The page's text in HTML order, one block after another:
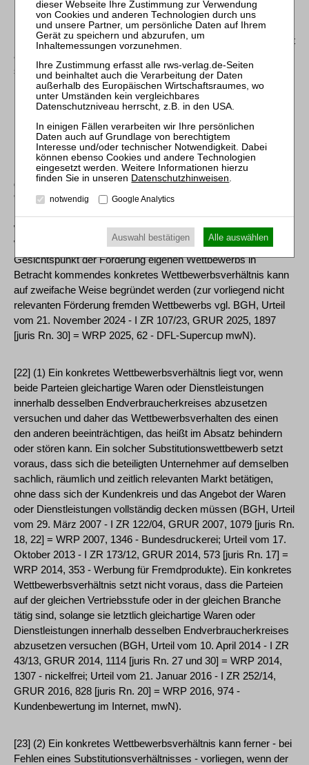
Die Geltendmachung von Ansprüchen über die Beklagte als
Rechtsdienstleisterin ersetze für den Verbraucher zwar die
Nutzung des Formulars auf der Internetseite der Klägerin, nicht
aber die Entgegennahme seiner Forderungsanmeldung
schlechthin. Denn statt des Verbrauchers müsse sich nun die
Beklagte an die Klägerin wenden und seine Forderung geltend
machen. Auf die Vertragsbeziehung zwischen Klägerin und
hält der rechtlichen Nachprüfung nicht stand.
[21] bb) Nach § 2 Abs. 1 Nr. 4 UWG (§ 2 Abs. 1 Nr. 3 UWG in
der bis zum 27. Mai 2022 geltenden Fassung) ist
"Mitbewerber" jeder Unternehmer, der mit einem oder
mehreren Unternehmern als Anbieter oder Nachfrager von
Waren oder Dienstleistungen in einem konkreten
Wettbewerbsverhältnis steht. Ein im Streitfall allein unter dem
Gesichtspunkt der Förderung eigenen Wettbewerbs in
Betracht kommendes konkretes Wettbewerbsverhältnis kann
auf zweifache Weise begründet werden (zur vorliegend nicht
relevanten Förderung fremden Wettbewerbs vgl. BGH, Urteil
vom 21. November 2024 - I ZR 107/23, GRUR 2025, 1897
[juris Rn. 30] = WRP 2025, 62 - DFL-Supercup mwN).
[22] (1) Ein konkretes Wettbewerbsverhältnis liegt vor, wenn
beide Parteien gleichartige Waren oder Dienstleistungen
innerhalb desselben Endverbraucherkreises abzusetzen
versuchen und daher das Wettbewerbsverhalten des einen
den anderen beeinträchtigen, das heißt im Absatz behindern
oder stören kann. Ein solcher Substitutionswettbewerb setzt
voraus, dass sich die beteiligten Unternehmer auf demselben
sachlich, räumlich und zeitlich relevanten Markt betätigen,
ohne dass sich der Kundenkreis und das Angebot der Waren
oder Dienstleistungen vollständig decken müssen (BGH, Urteil
vom 29. März 2007 - I ZR 122/04, GRUR 2007, 1079 [juris Rn.
18, 22] = WRP 2007, 1346 - Bundesdruckerei; Urteil vom 17.
Oktober 2013 - I ZR 173/12, GRUR 2014, 573 [juris Rn. 17] =
WRP 2014, 353 - Werbung für Fremdprodukte). Ein konkretes
Wettbewerbsverhältnis setzt nicht voraus, dass die Parteien
auf der gleichen Vertriebsstufe oder in der gleichen Branche
tätig sind, solange sie letztlich gleichartige Waren oder
Dienstleistungen innerhalb desselben Endverbraucherkreises
abzusetzen versuchen (BGH, Urteil vom 10. April 2014 - I ZR
43/13, GRUR 2014, 1114 [juris Rn. 27 und 30] = WRP 2014,
1307 - nickelfrei; Urteil vom 21. Januar 2016 - I ZR 252/14,
GRUR 2016, 828 [juris Rn. 20] = WRP 2016, 974 -
Kundenbewertung im Internet, mwN).
[23] (2) Ein konkretes Wettbewerbsverhältnis kann ferner - bei
Fehlen eines Substitutionsverhältnisses - vorliegen, wenn der
Datenschutzhinweisen
notwendig Google Analytics
Auswahl bestätigen Alle auswählen